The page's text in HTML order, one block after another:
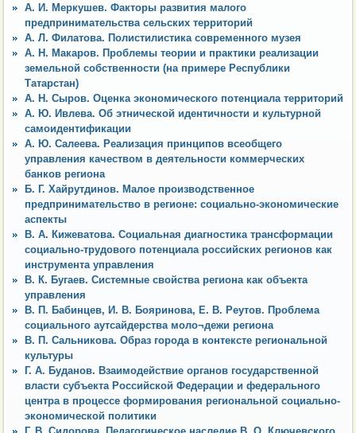
А. И. Меркушев. Факторы развития малого
предпринимательства сельских территорий
А. Л. Филатова. Полистилистика современного музея
А. Н. Макаров. Проблемы теории и практики реализации
земельной собственности (на примере Республики
Татарстан)
А. Н. Сыров. Оценка экономического потенциала территорий
А. Ю. Ивлева. Об этнической идентичности и культурной
самоидентификации
А. Ю. Салеева. Реализация принципов всеобщего
управления качеством в деятельности коммерческих
банков региона
Б. Г. Хайрутдинов. Малое производственное
предпринимательство в регионе: социально-экономические
аспекты
В. А. Кижеватова. Социальная диагностика трансформации
социально-трудового потенциала российских регионов как
инструмента управления
В. К. Бугаев. Системные свойства региона как объекта
управления
В. П. Бабинцев, И. В. Бояринова, Е. В. Реутов. Проблема
социального аутсайдерства моло¬дежи региона
В. П. Сальникова. Образ города в контексте региональной
культуры
Г. А. Буданов. Взаимодействие органов государственной
власти субъекта Российской Федерации и федерального
центра в процессе формирования региональной социально-
экономической политики
Г. В. Сидорова. Педагогическое наследие В. О. Ключевского